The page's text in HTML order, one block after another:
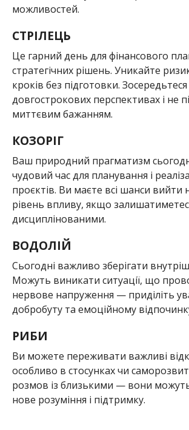
можливостей.
СТРІЛЕЦЬ
Це гарний день для фінансового
стратегічних рішень. Уникайте
кроків без підготовки.
довгострокових перспективах і не
миттєвим бажанням.
КОЗОРІГ
Ваш природний прагматизм
чудовий час для планування і
проєктів. Ви маєте всі шанси вийти
рівень впливу, якщо
дисциплінованими.
ВОДОЛІЙ
Сьогодні важливо зберігати
Можуть виникати ситуації, що
нервове напруження — приділіть
добробуту та емоційному
РИБИ
Ви можете переживати важливі
особливо в стосунках чи
розмов із близькими — вони
нове розуміння і підтримку.